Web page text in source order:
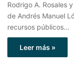
Rodrigo A. Rosales
de Andrés Manuel
recursos públicos…
Leer más »